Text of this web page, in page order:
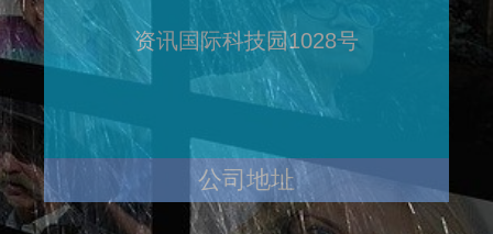
资讯国际科技园1028号
公司地址